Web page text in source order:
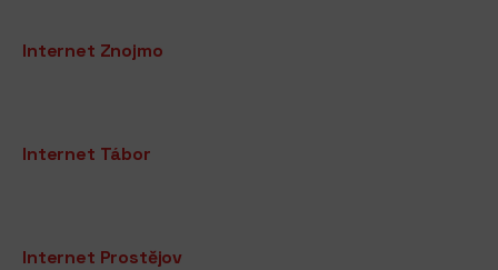
Internet Znojmo
Internet Tábor
Internet Prostějov